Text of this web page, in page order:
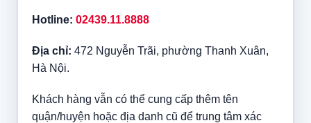
Hotline: 02439.11.8888
Địa chỉ: 472 Nguyễn Trãi, phường Thanh Xuân,
Hà Nội.
Khách hàng vẫn có thể cung cấp thêm tên
quận/huyện hoặc địa danh cũ để trung tâm xác